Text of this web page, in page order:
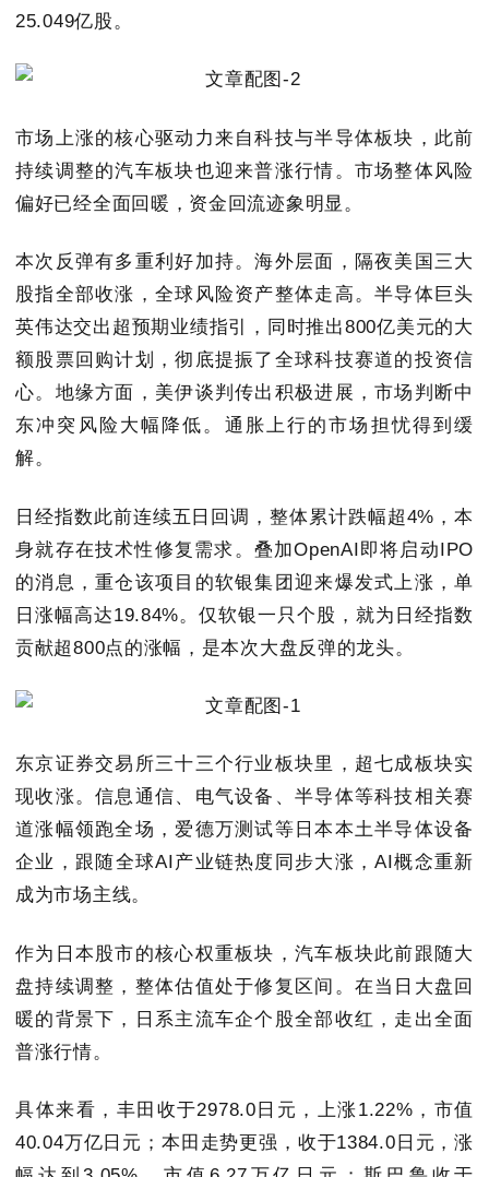
25.049亿股。
市场上涨的核心驱动力来自科技与半导体板块，此前
持续调整的汽车板块也迎来普涨行情。市场整体风险
偏好已经全面回暖，资金回流迹象明显。
本次反弹有多重利好加持。海外层面，隔夜美国三大
股指全部收涨，全球风险资产整体走高。半导体巨头
英伟达交出超预期业绩指引，同时推出800亿美元的大
额股票回购计划，彻底提振了全球科技赛道的投资信
心。地缘方面，美伊谈判传出积极进展，市场判断中
东冲突风险大幅降低。通胀上行的市场担忧得到缓
解。
日经指数此前连续五日回调，整体累计跌幅超4%，本
身就存在技术性修复需求。叠加OpenAI即将启动IPO
的消息，重仓该项目的软银集团迎来爆发式上涨，单
日涨幅高达19.84%。仅软银一只个股，就为日经指数
贡献超800点的涨幅，是本次大盘反弹的龙头。
东京证券交易所三十三个行业板块里，超七成板块实
现收涨。信息通信、电气设备、半导体等科技相关赛
道涨幅领跑全场，爱德万测试等日本本土半导体设备
企业，跟随全球AI产业链热度同步大涨，AI概念重新
成为市场主线。
作为日本股市的核心权重板块，汽车板块此前跟随大
盘持续调整，整体估值处于修复区间。在当日大盘回
暖的背景下，日系主流车企个股全部收红，走出全面
普涨行情。
具体来看，丰田收于2978.0日元，上涨1.22%，市值
40.04万亿日元；本田走势更强，收于1384.0日元，涨